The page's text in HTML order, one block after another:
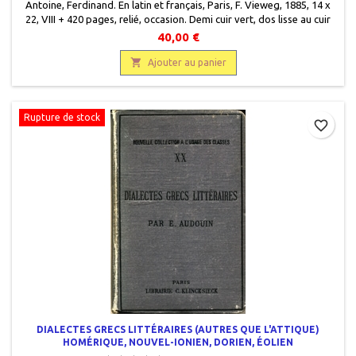
Antoine, Ferdinand. En latin et français, Paris, F. Vieweg, 1885, 14 x
22, VIII + 420 pages, relié, occasion. Demi cuir vert, dos lisse au cuir
passé, titre et filets gravés or, manque sur bas de coiffe, plats
cartonnés marbrés, bords des plats frottés, tranche tachetée, pages
de garde colorées, pages jaunies en début et fin d'ouvrage.
40,00 €
 Ajouter au panier
Rupture de stock
DIALECTES GRECS LITTÉRAIRES (AUTRES QUE L'ATTIQUE)
HOMÉRIQUE, NOUVEL-IONIEN, DORIEN, ÉOLIEN
favorite_border